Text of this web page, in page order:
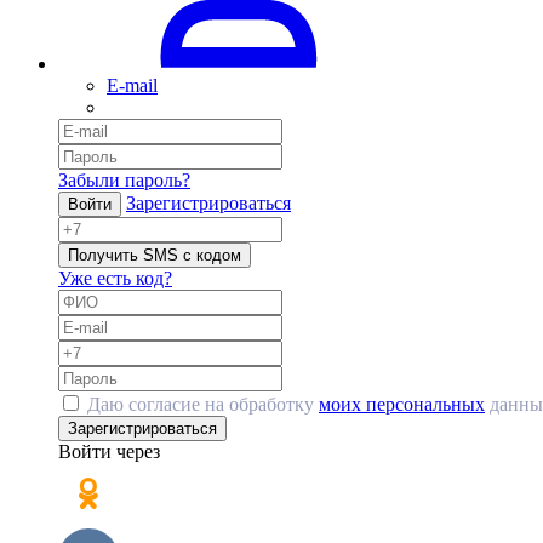
E-mail
Забыли пароль?
Войти Зарегистрироваться
Получить SMS с кодом
Уже есть код?
Даю согласие на обработку моих персональных
Зарегистрироваться
Войти через